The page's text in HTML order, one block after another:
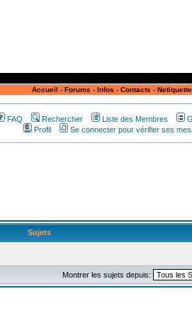
Accueil - Forums - Infos - Contacts - Netiquette
FAQ Rechercher Liste des Membres
Profil
Se connecter pour vérifier ses
Sujets
Montrer les sujets depuis: